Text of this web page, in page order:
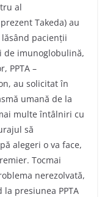
al
Takeda) au
pacienții
de imunoglobulină,
PPTA –
au solicitat în
umană de la
multe întâlniri cu
să
alegeri o va face,
Tocmai
nerezolvată,
presiunea PPTA